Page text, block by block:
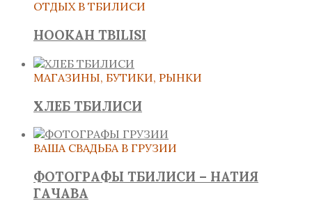
ОТДЫХ В ТБИЛИСИ
HOOKAH TBILISI
МАГАЗИНЫ, БУТИКИ, РЫНКИ
ХЛЕБ ТБИЛИСИ
ВАША СВАДЬБА В ГРУЗИИ
ФОТОГРАФЫ ТБИЛИСИ – НАТИЯ
ГАЧАВА